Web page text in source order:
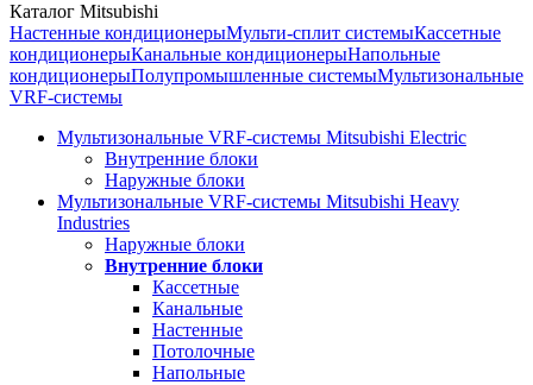
Каталог Mitsubishi
Настенные кондиционерыМульти-сплит системыКассетные
кондиционерыКанальные кондиционерыНапольные
кондиционерыПолупромышленные системыМультизональные
VRF-системы
Мультизональные VRF-системы Mitsubishi Electric
Внутренние блоки
Наружные блоки
Мультизональные VRF-системы Mitsubishi Heavy
Industries
Наружные блоки
Внутренние блоки
Кассетные
Канальные
Настенные
Потолочные
Напольные